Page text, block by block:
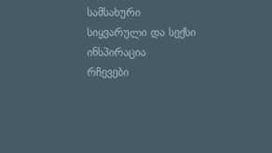
სამსახური
სიყვარული და სექსი
ინსპირაცია
რჩევები